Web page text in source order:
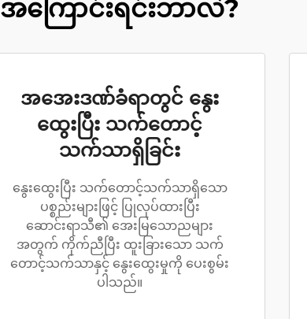
အကြောင်းရင်းဘာလဲ?
အအေးဒဏ်ခံရာတွင် နွေး
ထွေးပြီး သက်တောင့်
သက်သာရှိခြင်း
နွေးထွေးပြီး သက်တောင့်သက်သာရှိသော
ပစ္စည်းများဖြင့် ပြုလုပ်ထားပြီး
ဆောင်းရာသီ၏ အေးမြသောညများ
အတွက် ကိုက်ညီပြီး ထူးခြားသော သက်
တောင့်သက်သာနှင့် နွေးထွေးမှုကို ပေးစွမ်း
ပါသည်။